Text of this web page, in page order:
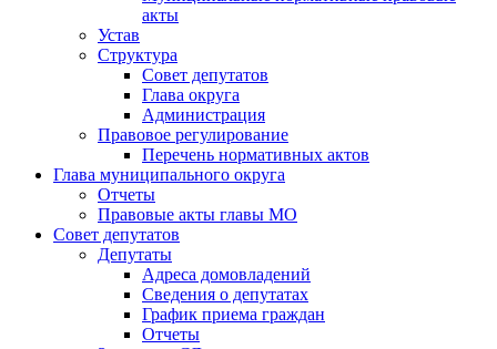
акты
Устав
Структура
Совет депутатов
Глава округа
Администрация
Правовое регулирование
Перечень нормативных актов
Глава муниципального округа
Отчеты
Правовые акты главы МО
Совет депутатов
Депутаты
Адреса домовладений
Сведения о депутатах
График приема граждан
Отчеты